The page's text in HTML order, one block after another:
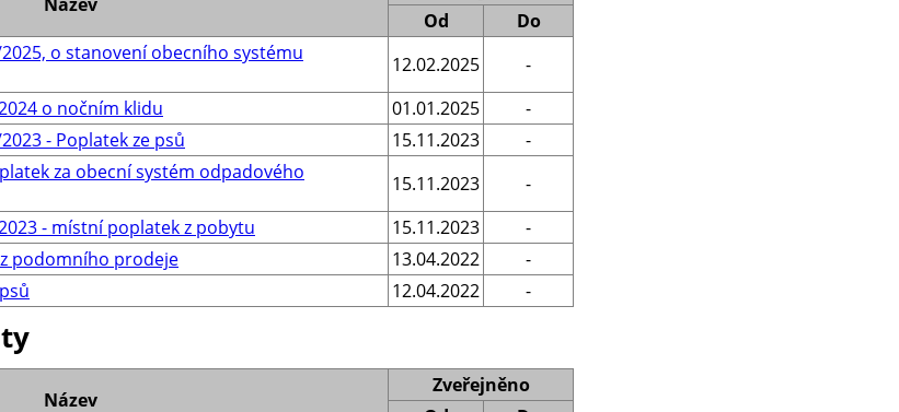
Od
Do
o stanovení obecního systému
12.02.2025
-
o nočním klidu
01.01.2025
-
- Poplatek ze psů
15.11.2023
-
za obecní systém odpadového
15.11.2023
-
- místní poplatek z pobytu
15.11.2023
-
podomního prodeje
13.04.2022
-
12.04.2022 -
Název
Zveřejněno